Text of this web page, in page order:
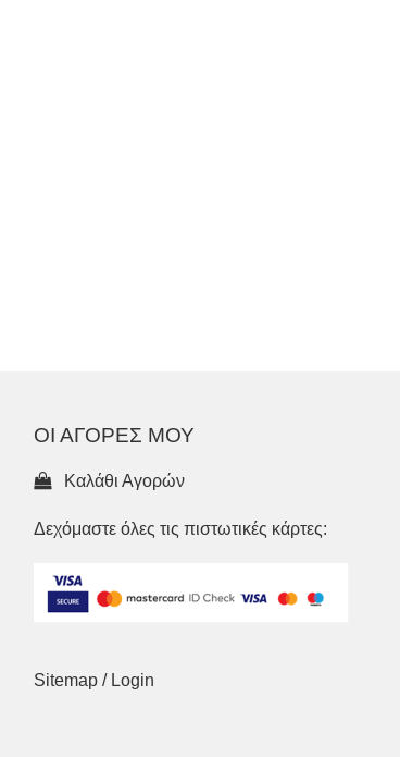
ΟΙ ΑΓΟΡΕΣ ΜΟΥ
Καλάθι Αγορών
Δεχόμαστε όλες τις πιστωτικές κάρτες:
Sitemap / Login